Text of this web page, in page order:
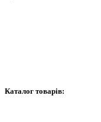
Каталог товарів: